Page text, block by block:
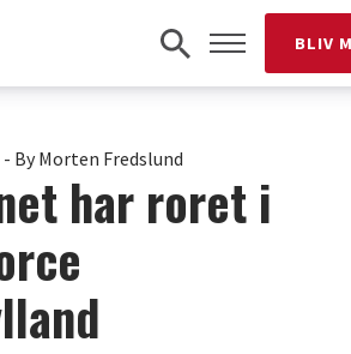
BLIV
- By Morten Fredslund
har roret i